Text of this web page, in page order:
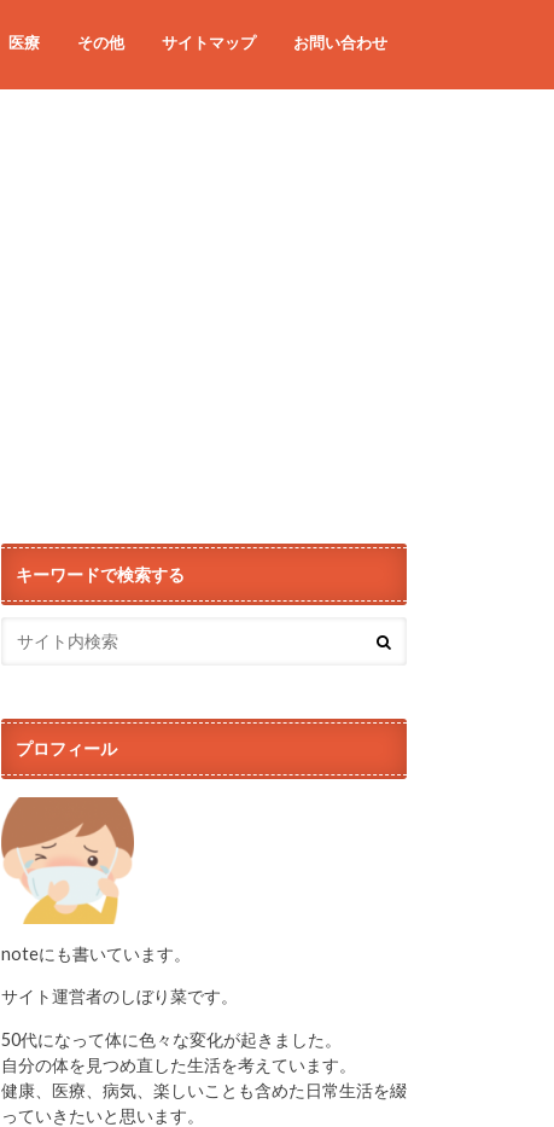
医療 その他 サイトマップ お問い合わせ
キーワードで検索する
プロフィール
noteにも書いています。
サイト運営者のしぼり菜です。
50代になって体に色々な変化が起きました。
自分の体を見つめ直した生活を考えています。
健康、医療、病気、楽しいことも含めた日常生活を綴
っていきたいと思います。